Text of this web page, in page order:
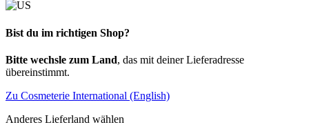
Bist du im richtigen Shop?
Bitte wechsle zum Land, das mit deiner Lieferadresse
übereinstimmt.
Zu Cosmeterie International (English)
Anderes Lieferland wählen